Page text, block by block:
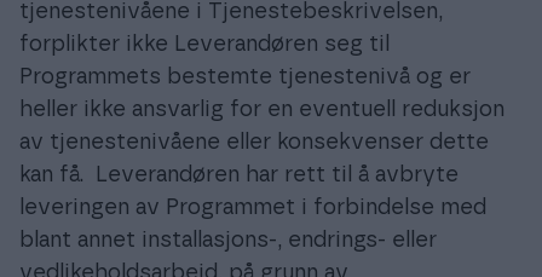
tjenestenivåene i Tjenestebeskrivelsen,
forplikter ikke Leverandøren seg til
Programmets bestemte tjenestenivå og er
heller ikke ansvarlig for en eventuell reduksjon
av tjenestenivåene eller konsekvenser dette
kan få. Leverandøren har rett til å avbryte
leveringen av Programmet i forbindelse med
blant annet installasjons-, endrings- eller